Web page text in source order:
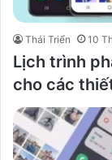
Thái Triển 10
Lịch trình
cho các